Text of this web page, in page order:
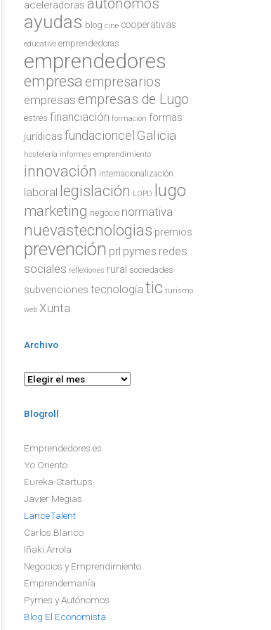
aceleradoras autónomos
ayudas blog cine cooperativas
educativo emprendedoras
emprendedores
empresa empresarios
empresas empresas de Lugo
estrés financiación formación formas
jurídicas fundacioncel Galicia
hostelería informes emprendimiento
innovación internacionalización
laboral legislación LOPD lugo
marketing negocio normativa
nuevastecnologias premios
prevención prl pymes redes
sociales reflexiones rural sociedades
subvenciones tecnología tic turismo
web Xunta
Archivo
Archivo
Blogroll
Emprendedores.es
Yo Oriento
Eureka-Startups
Javier Megias
LanceTalent
Carlos Blanco
Iñaki Arrola
Negocios y Emprendimiento
Emprendemanía
Pymes y Autónomos
Blog El Economista